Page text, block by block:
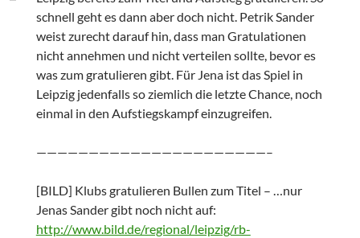
schnell geht es dann aber doch nicht. Petrik Sander
weist zurecht darauf hin, dass man Gratulationen
nicht annehmen und nicht verteilen sollte, bevor es
was zum gratulieren gibt. Für Jena ist das Spiel in
Leipzig jedenfalls so ziemlich die letzte Chance, noch
einmal in den Aufstiegskampf einzugreifen.
——————————————————————–
[BILD] Klubs gratulieren Bullen zum Titel – …​nur
Jenas Sander gibt noch nicht auf:
http://www.bild.de/regional/leipzig/rb-